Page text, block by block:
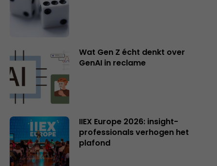
Wat Gen Z écht denkt over
GenAI in reclame
IIEX Europe 2026: insight-
professionals verhogen het
plafond